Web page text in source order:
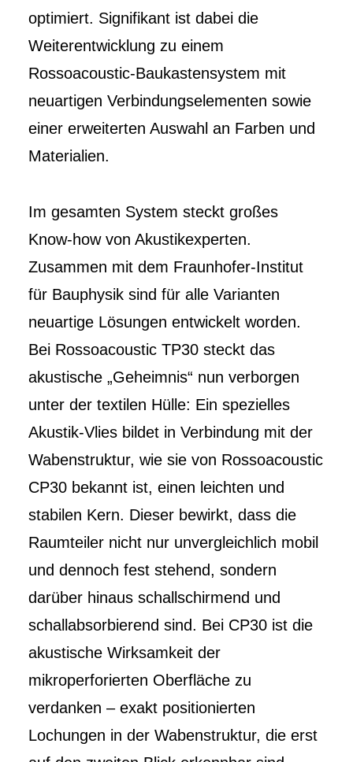
optimiert. Signifikant ist dabei die
Weiterentwicklung zu einem
Rossoacoustic-Baukastensystem mit
neuartigen Verbindungselementen sowie
einer erweiterten Auswahl an Farben und
Materialien.
Im gesamten System steckt großes
Know-how von Akustikexperten.
Zusammen mit dem Fraunhofer-Institut
für Bauphysik sind für alle Varianten
neuartige Lösungen entwickelt worden.
Bei Rossoacoustic TP30 steckt das
akustische „Geheimnis“ nun verborgen
unter der textilen Hülle: Ein spezielles
Akustik-Vlies bildet in Verbindung mit der
Wabenstruktur, wie sie von Rossoacoustic
CP30 bekannt ist, einen leichten und
stabilen Kern. Dieser bewirkt, dass die
Raumteiler nicht nur unvergleichlich mobil
und dennoch fest stehend, sondern
darüber hinaus schallschirmend und
schallabsorbierend sind. Bei CP30 ist die
akustische Wirksamkeit der
mikroperforierten Oberfläche zu
verdanken – exakt positionierten
Lochungen in der Wabenstruktur, die erst